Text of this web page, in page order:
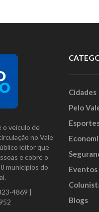
o veículo de
no Vale
leitor que
e cobre o
municípios do
4869 |
Cidades
Pelo
Eventos
Blogs